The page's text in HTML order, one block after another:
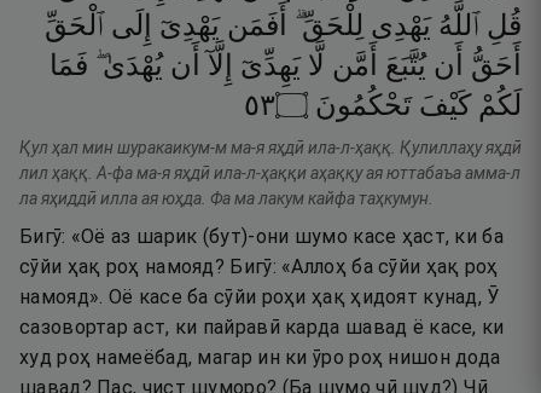
قُلِ ٱللَّهُ يَهْدِى لِلْحَقِّ ۗ أَفَمَن يَهْدِىٓ إِلَى ٱلْحَقِّ
أَحَقُّ
أَن يُتَّبَعَ أَمَّن لَّا يَهِدِّىٓ إِلَّآ أَن يُهْدَىٰ ۖ فَمَا
لَكُمْ كَيْفَ تَحْكُمُونَ ۝٣٥
Қул ҳал мин шуракаикум-м ма-я яҳдӣ ила-л-ҳаққ. Қулиллаҳу яҳдӣ
лил ҳаққ. А-фа ма-я яҳдӣ ила-л-ҳаққи аҳаққу ая юттабаъа амма-л
ла яҳиддӣ илла ая юҳда. Фа ма лакум кайфа таҳкумун.
Бигӯ: «Оё аз шарик (бут)-они шумо касе ҳаст, ки ба
сӯйи ҳақ роҳ намояд? Бигӯ: «Аллоҳ ба сӯйи ҳақ роҳ
намояд». Оё касе ба сӯйи роҳи ҳақ ҳидоят кунад, Ӯ
сазовортар аст, ки пайравӣ карда шавад ё касе, ки
худ роҳ намеёбад, магар ин ки ӯро роҳ нишон дода
шавад? Пас, чист шуморо? (Ба шумо чӣ шуд?) Чӣ